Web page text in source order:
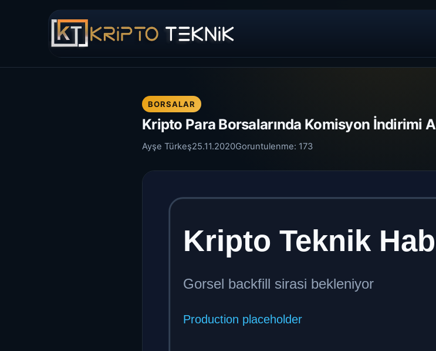
BORSALAR
Kripto Para Borsalarında Komisyon İndirimi
Ayşe Türkeş25.11.2020Goruntulenme: 173